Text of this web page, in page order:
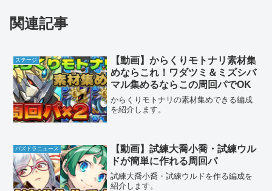
関連記事
ステージ
【動画】からくりモトナリ素材集
めならこれ！ワダツミ＆ミズシバ
マル集めるならこの周回パでOK
からくりモトナリの素材集めできる編成
を紹介します。
パズドラニュース
【動画】試練大喬小喬・試練ウル
ドが簡単に作れる周回パ
試練大喬小喬・試練ウルドを作る編成を
紹介します。